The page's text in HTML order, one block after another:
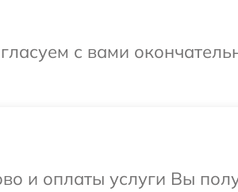
с вами
и оплаты услуги Вы